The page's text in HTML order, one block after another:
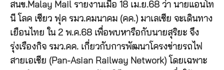
สนข.Malay Mail รายงานเมื่อ 18 เม.ย.68 ว่า นายแอนโท
นี โลค เซียว ฟุค รมว.คมนาคม (คค.) มาเลเซีย จะเดินทาง
เยือนไทย ใน 2 พ.ค.68 เพื่อพบหารือกับนายสุริยะ จึง
รุ่งเรืองกิจ รมว.คค. เกี่ยวกับการพัฒนาโครงข่ายรถไฟ
สายเอเชีย (Pan-Asian Railway Network) โดยเฉพาะ